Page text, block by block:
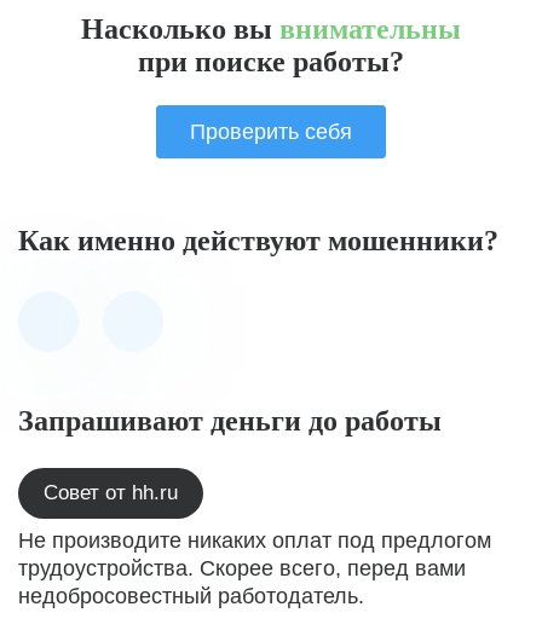
Насколько вы внимательны
при поиске работы?
Проверить себя
Как именно действуют мошенники?
Запрашивают деньги до работы
Совет от hh.ru
Не производите никаких оплат под предлогом
трудоустройства. Скорее всего, перед вами
недобросовестный работодатель.